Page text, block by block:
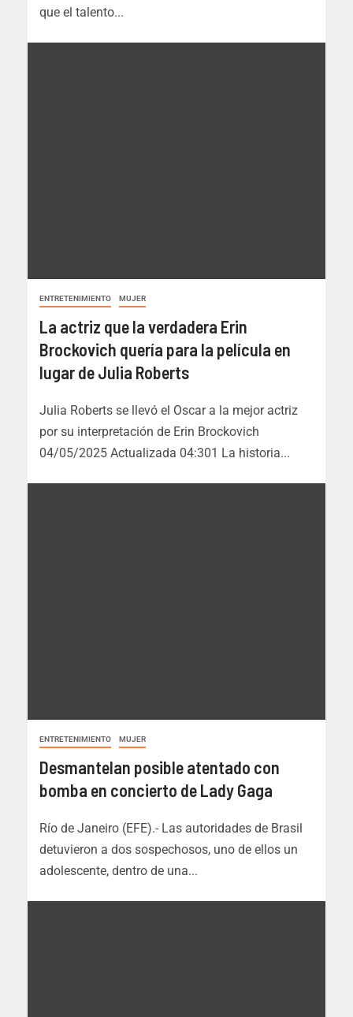
que el talento...
ENTRETENIMIENTO MUJER
La actriz que la verdadera Erin
Brockovich quería para la película en
lugar de Julia Roberts
Julia Roberts se llevó el Oscar a la mejor actriz
por su interpretación de Erin Brockovich
04/05/2025 Actualizada 04:301 La historia...
ENTRETENIMIENTO MUJER
Desmantelan posible atentado con
bomba en concierto de Lady Gaga
Río de Janeiro (EFE).- Las autoridades de Brasil
detuvieron a dos sospechosos, uno de ellos un
adolescente, dentro de una...